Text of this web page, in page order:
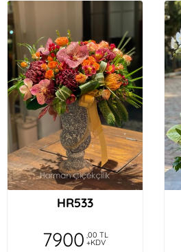
HR533
7900 ,00 TL
+KDV